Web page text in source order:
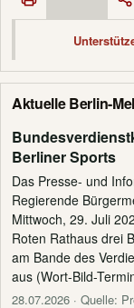
Aktuelle Berlin-
Berliner Sports
Das Presse- und
Regierende
Mittwoch, 29. Juli
Roten Rathaus drei
am Bande des
aus (Wort-Bild-
28.07.2026 · Quelle: